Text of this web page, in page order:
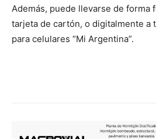
Además, puede llevarse de forma
tarjeta de cartón, o digitalmente a
para celulares “Mi Argentina”.